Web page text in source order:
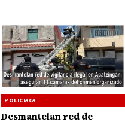
POLICIACA
Desmantelan red de